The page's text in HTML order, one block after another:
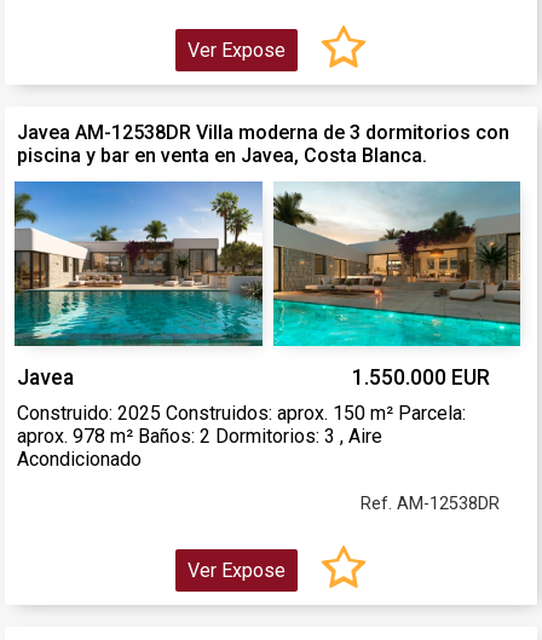
Ver Expose
Javea AM-12538DR Villa moderna de 3 dormitorios con
piscina y bar en venta en Javea, Costa Blanca.
Javea 1.550.000 EUR
Construido: 2025 Construidos: aprox. 150 m² Parcela:
aprox. 978 m² Baños: 2 Dormitorios: 3 , Aire
Acondicionado
Ref. AM-12538DR
Ver Expose